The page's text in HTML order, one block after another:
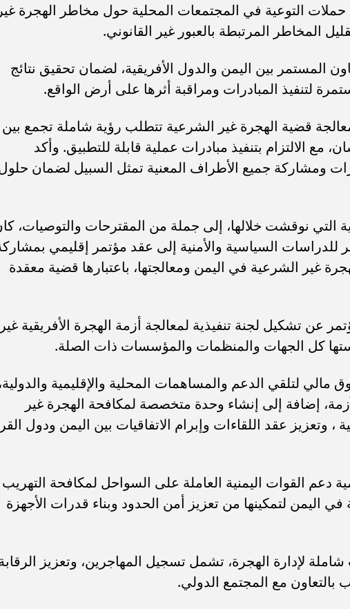
حملات التوعية في المجتمعات المحلية حول مخاطر الهجرة
المخاطر المرتبطة بالعبور غير القانوني.
المستمر بين اليمن والدول الأفريقية، لضمان تحقيق نتائج
لتنفيذ المبادرات ومراقبة أثرها على أرض الواقع.
قضية الهجرة غير الشرعية تتطلب رؤية شاملة تجمع بين
مع الالتزام بتنفيذ مبادرات عملية قابلة للتطبيق. وأكد
ومشاركة جميع الأطراف المعنية تمثل السبيل لضمان
التي نوقشت خلالها، إلى جملة من المقترحات والتوصيات،
للدراسات السياسية والأمنية إلى عقد مؤتمر إقليمي
غير الشرعية في اليمن ومعالجتها، باعتبارها قضية معقدة
عن تشكيل لجنة تنفيذية لمعالجة أزمة الهجرة الأفريقية
كل الجهات والمنظمات والمؤسسات ذات الصلة.
لتلقي الدعم والمساهمات المحلية والإقليمية
إضافة إلى إنشاء وحدة متخصصة لمكافحة الهجرة غير
، وتعزيز عقد اللقاءات وإبرام الاتفاقيات بين اليمن ودول
القوات اليمنية العاملة على السواحل لمكافحة التهريب
اليمن لتمكينها من تعزيز أمن الحدود وبناء قدرات الأجهزة
لإدارة الهجرة، تشمل تسجيل المهاجرين، وتعزيز
بالتعاون مع المجتمع الدولي.